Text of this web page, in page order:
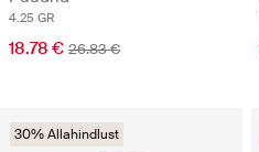
4.25 GR
18.78 € 26.83 €
30% Allahindlust